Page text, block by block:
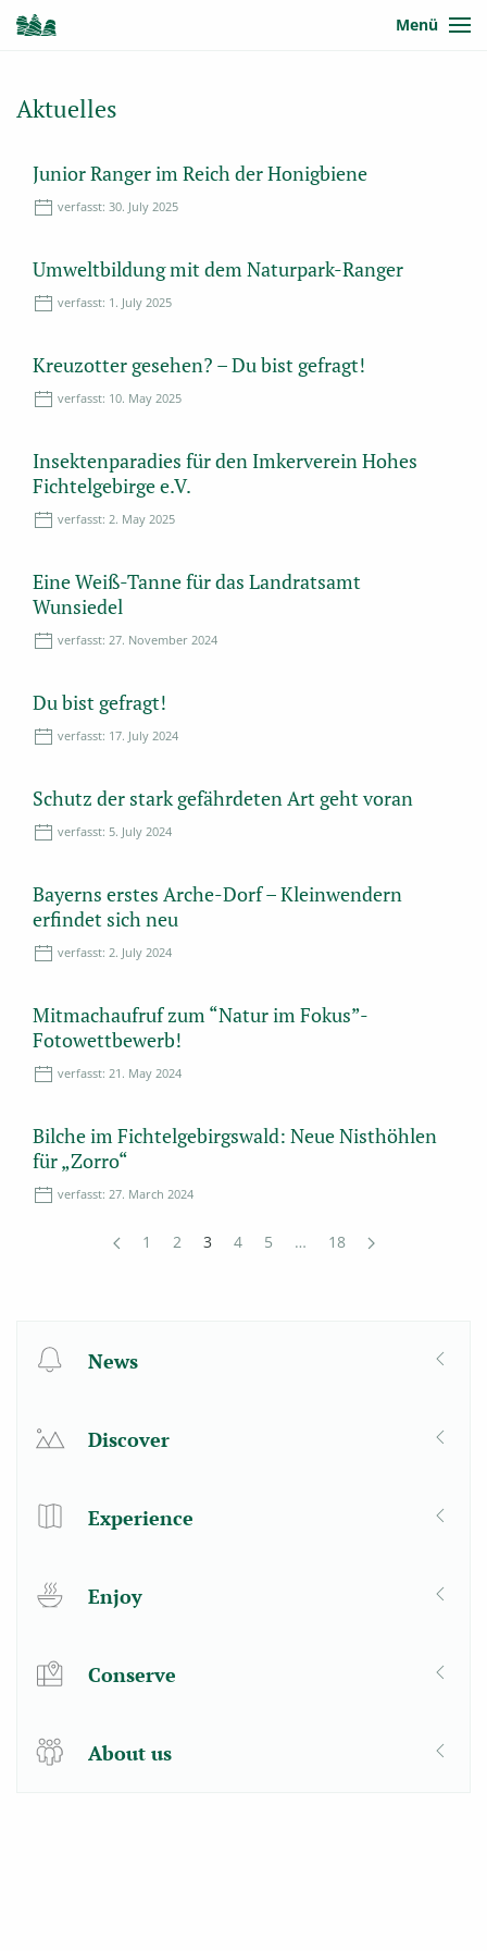
Menü
Aktuelles
Junior Ranger im Reich der Honigbiene
verfasst: 30. July 2025
Umweltbildung mit dem Naturpark-Ranger
verfasst: 1. July 2025
Kreuzotter gesehen? – Du bist gefragt!
verfasst: 10. May 2025
Insektenparadies für den Imkerverein Hohes
Fichtelgebirge e.V.
verfasst: 2. May 2025
Eine Weiß-Tanne für das Landratsamt
Wunsiedel
verfasst: 27. November 2024
Du bist gefragt!
verfasst: 17. July 2024
Schutz der stark gefährdeten Art geht voran
verfasst: 5. July 2024
Bayerns erstes Arche-Dorf – Kleinwendern
erfindet sich neu
verfasst: 2. July 2024
Mitmachaufruf zum “Natur im Fokus”-
Fotowettbewerb!
verfasst: 21. May 2024
Bilche im Fichtelgebirgswald: Neue Nisthöhlen
für „Zorro“
verfasst: 27. March 2024
1 2 3 4 5 … 18
News
Discover
Experience
Enjoy
Conserve
About us